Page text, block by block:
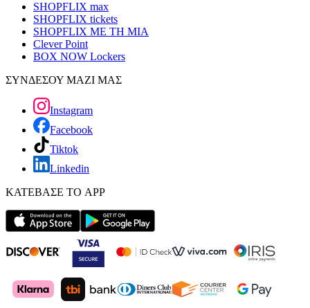
SHOPFLIX max
SHOPFLIX tickets
SHOPFLIX ΜΕ ΤΗ ΜΙΑ
Clever Point
BOX NOW Lockers
ΣΥΝΔΕΣΟΥ ΜΑΖΙ ΜΑΣ
Instagram
Facebook
Tiktok
Linkedin
ΚΑΤΕΒΑΣΕ ΤΟ APP